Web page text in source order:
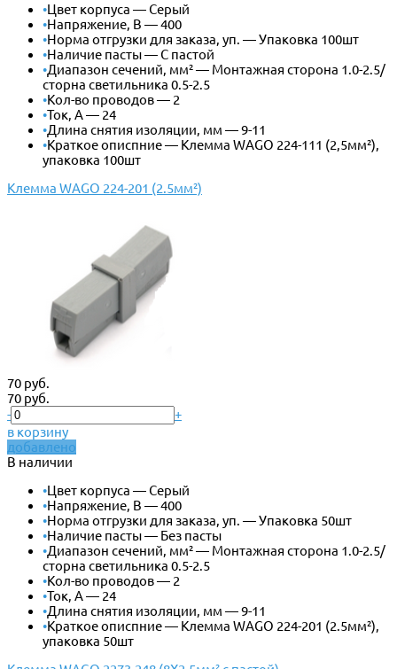
•Цвет корпуса — Серый
•Напряжение, В — 400
•Норма отгрузки для заказа, уп. — Упаковка 100шт
•Наличие пасты — С пастой
•Диапазон сечений, мм² — Монтажная сторона 1.0-2.5/
сторна светильника 0.5-2.5
•Кол-во проводов — 2
•Ток, А — 24
•Длина снятия изоляции, мм — 9-11
•Краткое описпние — Клемма WAGO 224-111 (2,5мм²),
упаковка 100шт
Клемма WAGO 224-201 (2.5мм²)
70 руб.
70 руб.
-
+
в корзину
добавлено
В наличии
•Цвет корпуса — Серый
•Напряжение, В — 400
•Норма отгрузки для заказа, уп. — Упаковка 50шт
•Наличие пасты — Без пасты
•Диапазон сечений, мм² — Монтажная сторона 1.0-2.5/
сторна светильника 0.5-2.5
•Кол-во проводов — 2
•Ток, А — 24
•Длина снятия изоляции, мм — 9-11
•Краткое описпние — Клемма WAGO 224-201 (2.5мм²),
упаковка 50шт